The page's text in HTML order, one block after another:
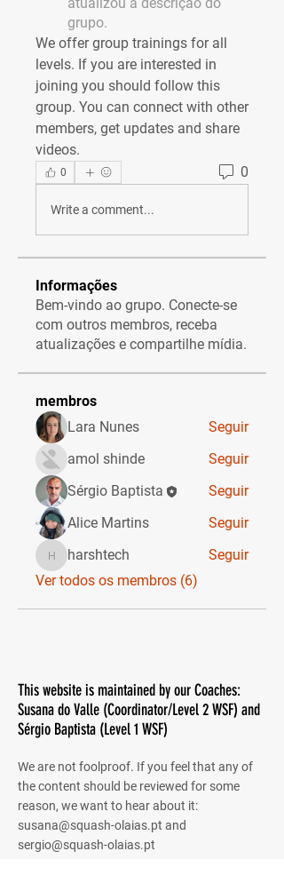
grupo.
We offer group trainings for all
levels. If you are interested in
joining you should follow this
group. You can connect with other
members, get updates and share
videos.
0 0
Write a comment...
Informações
Bem-vindo ao grupo. Conecte-se
com outros membros, receba
atualizações e compartilhe mídia.
membros
Lara Nunes
Seguir
amol shinde
Seguir
Sérgio Baptista
Seguir
Alice Martins
Seguir
harshtech
harshtech
Seguir
Ver todos os membros (6)
This website is maintained by our Coaches:
Susana do Valle (Coordinator/Level 2 WSF) and
Sérgio Baptista (Level 1 WSF)
We are not foolproof. If you feel that any of
the content should be reviewed for some
reason, we want to hear about it:
susana@squash-olaias.pt and
sergio@squash-olaias.pt